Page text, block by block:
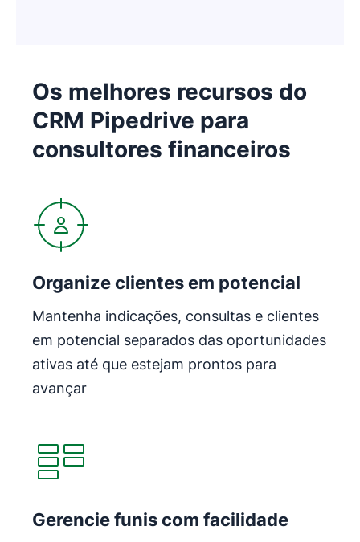
Os melhores recursos do
CRM Pipedrive para
consultores financeiros
Organize clientes em potencial
Mantenha indicações, consultas e clientes
em potencial separados das oportunidades
ativas até que estejam prontos para
avançar
Gerencie funis com facilidade